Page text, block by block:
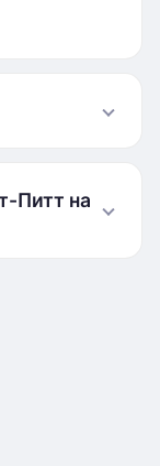
Питт на